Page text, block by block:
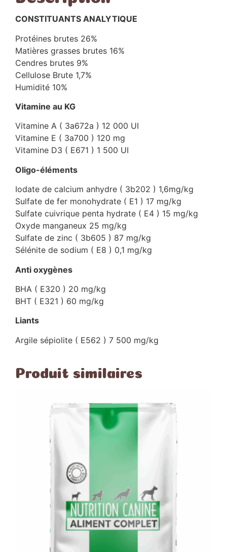
CONSTITUANTS ANALYTIQUE
Protéines brutes 26%
Matières grasses brutes 16%
Cendres brutes 9%
Cellulose Brute 1,7%
Humidité 10%
Vitamine au KG
Vitamine A ( 3a672a ) 12 000 UI
Vitamine E ( 3a700 ) 120 mg
Vitamine D3 ( E671 ) 1 500 UI
Oligo-éléments
Iodate de calcium anhydre ( 3b202 ) 1,6mg/kg
Sulfate de fer monohydrate ( E1 ) 17 mg/kg
Sulfate cuivrique penta hydrate ( E4 ) 15 mg/kg
Oxyde manganeux 25 mg/kg
Sulfate de zinc ( 3b605 ) 87 mg/kg
Sélénite de sodium ( E8 ) 0,1 mg/kg
Anti oxygènes
BHA ( E320 ) 20 mg/kg
BHT ( E321 ) 60 mg/kg
Liants
Argile sépiolite ( E562 ) 7 500 mg/kg
Produit similaires